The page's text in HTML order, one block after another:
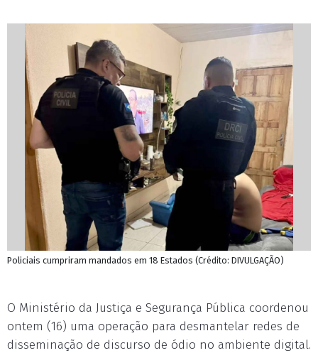
Policiais cumpriram mandados em 18 Estados (Crédito: DIVULGAÇÃO)
O Ministério da Justiça e Segurança Pública coordenou
ontem (16) uma operação para desmantelar redes de
disseminação de discurso de ódio no ambiente digital.